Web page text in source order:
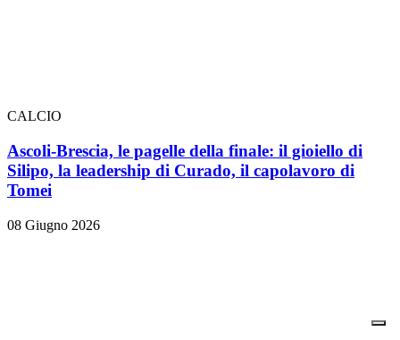
CALCIO
Ascoli-Brescia, le pagelle della finale: il gioiello di
Silipo, la leadership di Curado, il capolavoro di
Tomei
08 Giugno 2026